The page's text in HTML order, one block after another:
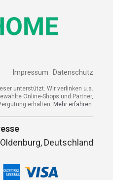
Impressum Datenschutz
unterstützt. Wir verlinken u.a.
Online-Shops und Partner,
erhalten. Mehr erfahren.
Deutschland